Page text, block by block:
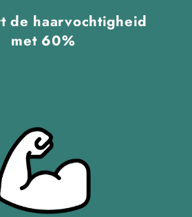
de haarvochtigheid
met 60%